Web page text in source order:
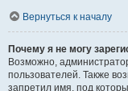
Вернуться к началу
Почему я не могу
Возможно,
пользователей. Также
запретил имя, под